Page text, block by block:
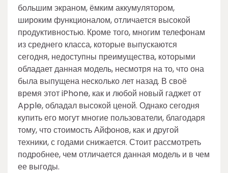
большим экраном, ёмким аккумулятором,
широким функционалом, отличается высокой
продуктивностью. Кроме того, многим телефонам
из среднего класса, которые выпускаются
сегодня, недоступны преимущества, которыми
обладает данная модель, несмотря на то, что она
была выпущена несколько лет назад. В своё
время этот iPhone, как и любой новый гаджет от
Apple, обладал высокой ценой. Однако сегодня
купить его могут многие пользователи, благодаря
тому, что стоимость Айфонов, как и другой
техники, с годами снижается. Стоит рассмотреть
подробнее, чем отличается данная модель и в чем
ее выгоды.